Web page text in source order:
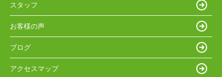
スタッフ
お客様の声
ブログ
アクセスマップ